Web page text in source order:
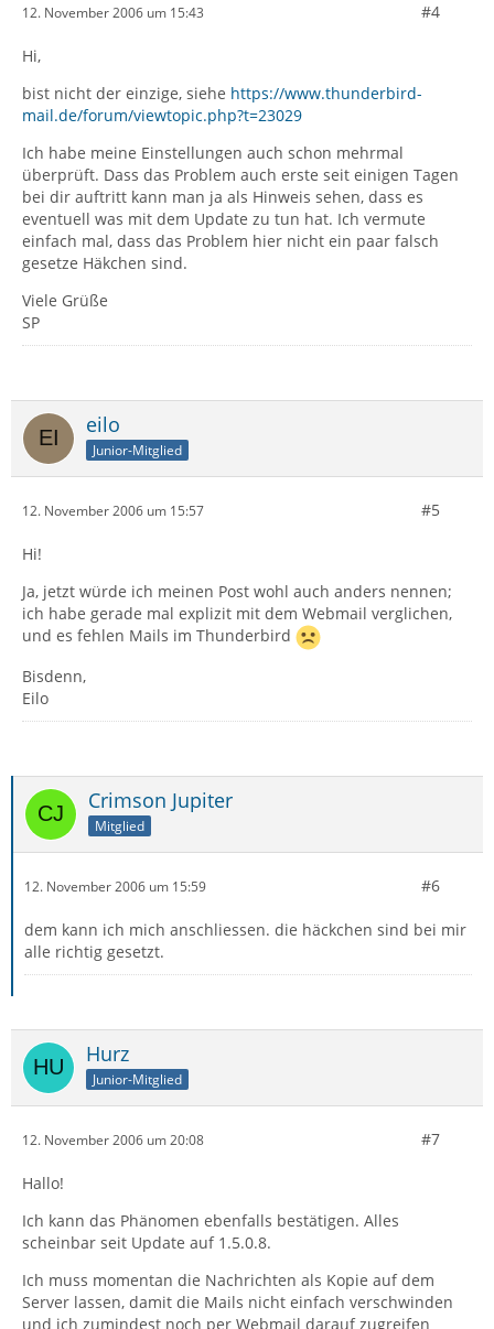
12. November 2006 um 15:43 #4
Hi,
bist nicht der einzige, siehe https://www.thunderbird-
mail.de/forum/viewtopic.php?t=23029
Ich habe meine Einstellungen auch schon mehrmal
überprüft. Dass das Problem auch erste seit einigen Tagen
bei dir auftritt kann man ja als Hinweis sehen, dass es
eventuell was mit dem Update zu tun hat. Ich vermute
einfach mal, dass das Problem hier nicht ein paar falsch
gesetze Häkchen sind.
Viele Grüße
SP
eilo
Junior-Mitglied
12. November 2006 um 15:57 #5
Hi!
Ja, jetzt würde ich meinen Post wohl auch anders nennen;
ich habe gerade mal explizit mit dem Webmail verglichen,
und es fehlen Mails im Thunderbird
Bisdenn,
Eilo
Crimson Jupiter
Mitglied
12. November 2006 um 15:59 #6
dem kann ich mich anschliessen. die häckchen sind bei mir
alle richtig gesetzt.
Hurz
Junior-Mitglied
12. November 2006 um 20:08 #7
Hallo!
Ich kann das Phänomen ebenfalls bestätigen. Alles
scheinbar seit Update auf 1.5.0.8.
Ich muss momentan die Nachrichten als Kopie auf dem
Server lassen, damit die Mails nicht einfach verschwinden
und ich zumindest noch per Webmail darauf zugreifen